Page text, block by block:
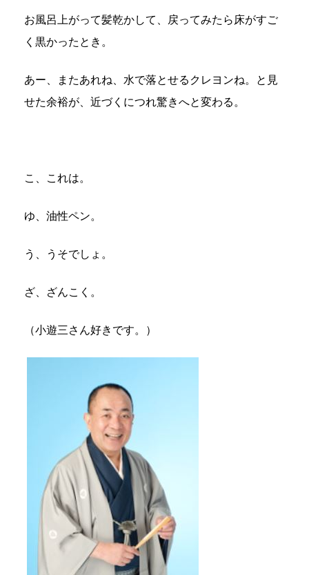
お風呂上がって髪乾かして、戻ってみたら床がすご
く黒かったとき。
あー、またあれね、水で落とせるクレヨンね。と見
せた余裕が、近づくにつれ驚きへと変わる。
こ、これは。
ゆ、油性ペン。
う、うそでしょ。
ざ、ざんこく。
（小遊三さん好きです。）